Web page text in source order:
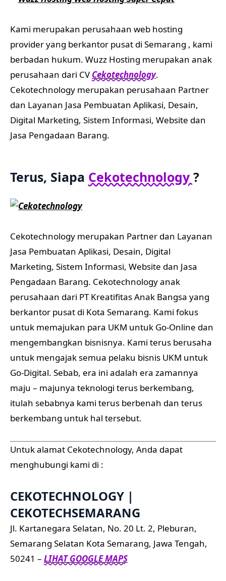
Kami merupakan perusahaan web hosting
provider yang berkantor pusat di Semarang , kami
berbadan hukum. Wuzz Hosting merupakan anak
perusahaan dari CV Cekotechnology.
Cekotechnology merupakan perusahaan Partner
dan Layanan Jasa Pembuatan Aplikasi, Desain,
Digital Marketing, Sistem Informasi, Website dan
Jasa Pengadaan Barang.
Terus, Siapa Cekotechnology ?
Cekotechnology merupakan Partner dan Layanan
Jasa Pembuatan Aplikasi, Desain, Digital
Marketing, Sistem Informasi, Website dan Jasa
Pengadaan Barang. Cekotechnology anak
perusahaan dari PT Kreatifitas Anak Bangsa yang
berkantor pusat di Kota Semarang. Kami fokus
untuk memajukan para UKM untuk Go-Online dan
mengembangkan bisnisnya. Kami terus berusaha
untuk mengajak semua pelaku bisnis UKM untuk
Go-Digital. Sebab, era ini adalah era zamannya
maju – majunya teknologi terus berkembang,
itulah sebabnya kami terus berbenah dan terus
berkembang untuk hal tersebut.
Untuk alamat Cekotechnology, Anda dapat
menghubungi kami di :
CEKOTECHNOLOGY |
CEKOTECHSEMARANG
Jl. Kartanegara Selatan, No. 20 Lt. 2, Pleburan,
Semarang Selatan Kota Semarang, Jawa Tengah,
50241 – LIHAT GOOGLE MAPS